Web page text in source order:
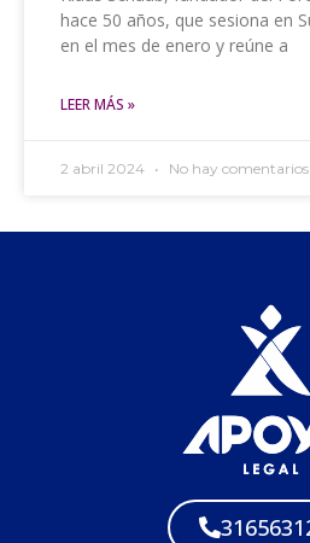
hace 50 años, que sesiona en
en el mes de enero y reúne a
LEER MÁS »
2 abril 2024 No hay comentarios